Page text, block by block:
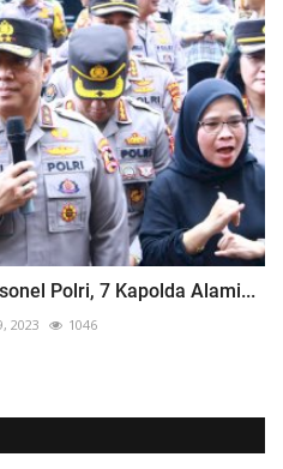
Polri, 7 Kapolda Alami...
2023 1046